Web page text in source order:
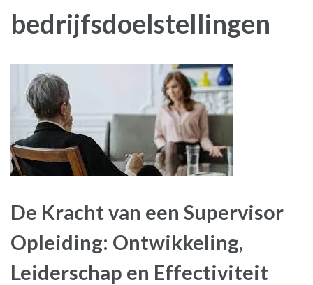
bedrijfsdoelstellingen
De Kracht van een Supervisor
Opleiding: Ontwikkeling,
Leiderschap en Effectiviteit